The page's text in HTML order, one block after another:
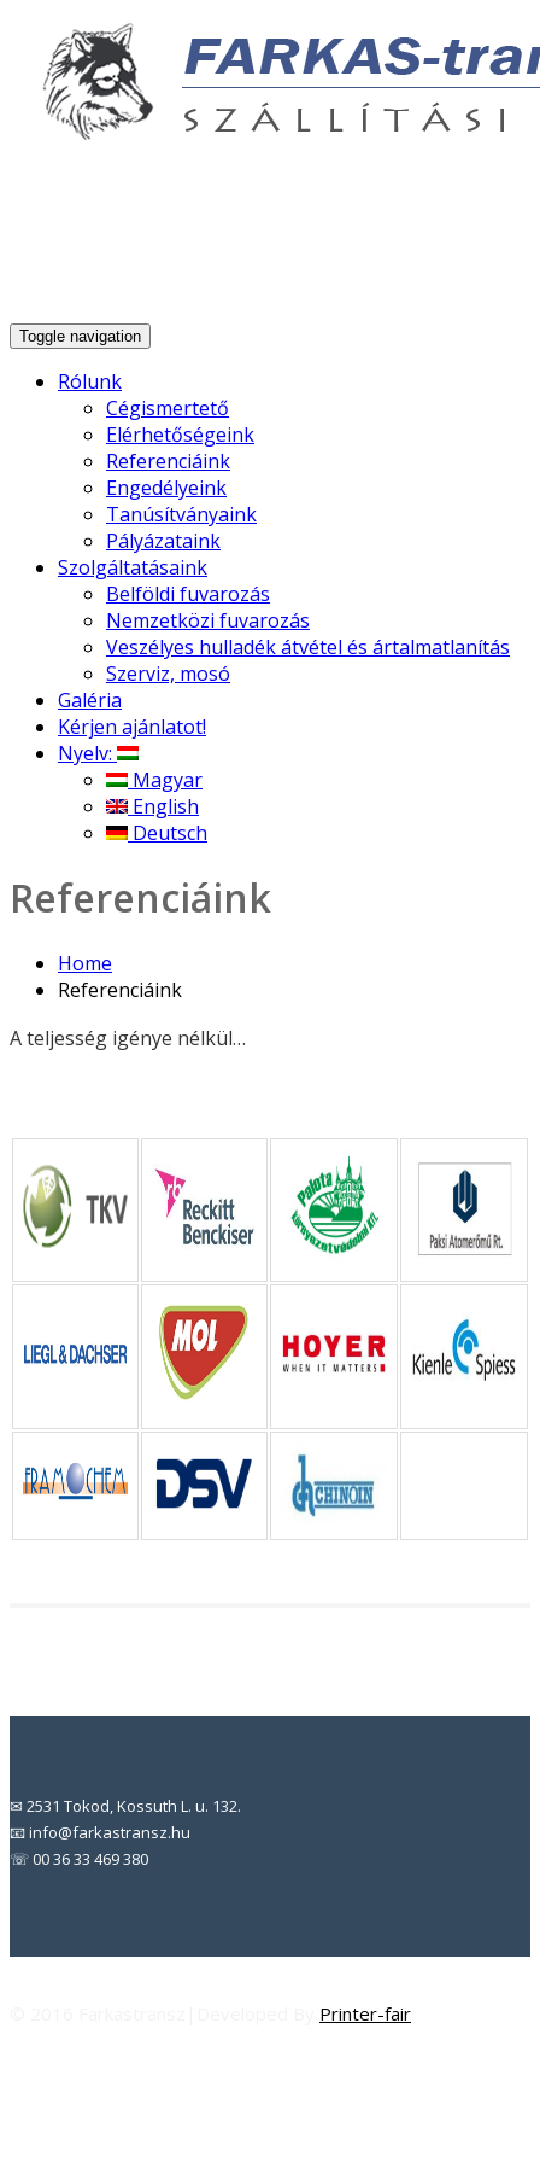
Toggle navigation
Rólunk
Cégismertető
Elérhetőségeink
Referenciáink
Engedélyeink
Tanúsítványaink
Pályázataink
Szolgáltatásaink
Belföldi fuvarozás
Nemzetközi fuvarozás
Veszélyes hulladék átvétel és ártalmatlanítás
Szerviz, mosó
Galéria
Kérjen ajánlatot!
Nyelv:
Magyar
English
Deutsch
Referenciáink
Home
Referenciáink
A teljesség igénye nélkül…
✉ 2531 Tokod, Kossuth L. u. 132.
📧 info@farkastransz.hu
☏ 00 36 33 469 380
Printer-fair